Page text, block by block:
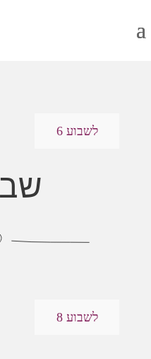
לשבוע 6
לשבוע 8